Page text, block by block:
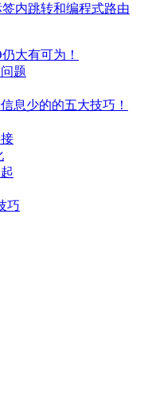
内跳转和编程式路由
大有可为！
题
息少的的五大技巧！
巧